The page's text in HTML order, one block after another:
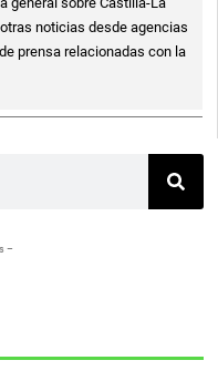
noticias desde agencias
prensa relacionadas con la
–